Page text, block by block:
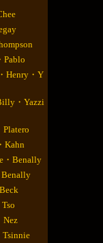
Pablo
Henry・Y
・Yazzi
Kahn
・Benally
Nez